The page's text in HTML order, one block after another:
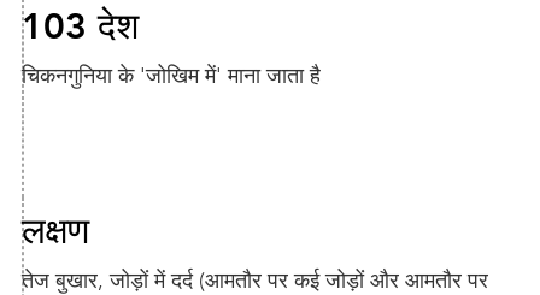
103 देश
चिकनगुनिया के 'जोखिम में' माना जाता है
लक्षण
तेज बुखार, जोड़ों में दर्द (आमतौर पर कई जोड़ों और आमतौर पर